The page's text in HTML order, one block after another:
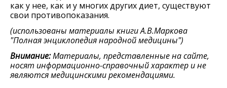
как у нее, как и у многих других диет, существуют
свои противопоказания.
(использованы материалы книги А.В.Маркова
"Полная энциклопедия народной медицины")
Внимание:Материалы, представленные на сайте,
носят информационно-справочный характер и не
являются медицинскими рекомендациями.